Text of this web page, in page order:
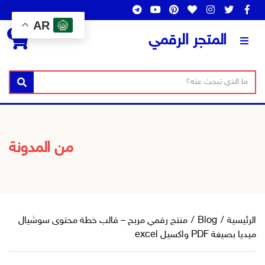
المتجر الرقمي
س
ف
ص
ا
بحث
0
من المدونة
الرئيسية /
Blog
/ منتج رقمي مربح – قالب خطة محتوى سوشيال
ميديا بصيغة PDF واكسيل excel
AR